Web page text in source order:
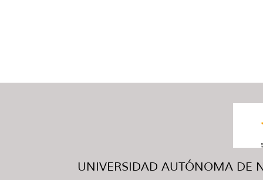
UNIVERSIDAD AUTÓNOMA DE